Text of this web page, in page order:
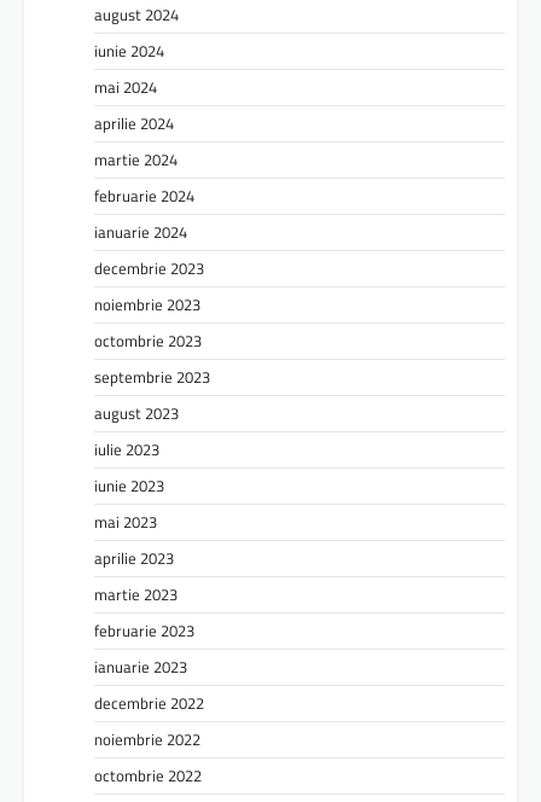
august 2024
iunie 2024
mai 2024
aprilie 2024
martie 2024
februarie 2024
ianuarie 2024
decembrie 2023
noiembrie 2023
octombrie 2023
septembrie 2023
august 2023
iulie 2023
iunie 2023
mai 2023
aprilie 2023
martie 2023
februarie 2023
ianuarie 2023
decembrie 2022
noiembrie 2022
octombrie 2022